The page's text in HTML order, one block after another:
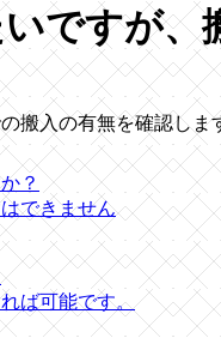
ですが、
搬入の有無を確認しま
？
できません
ば可能です。